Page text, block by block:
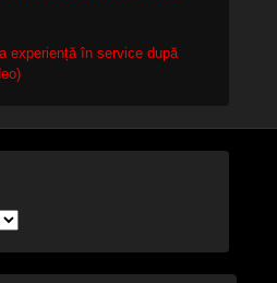
experiență în service după